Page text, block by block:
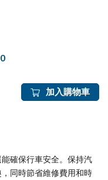
加入購物車
確保行車安全。保持汽
同時節省維修費用和時